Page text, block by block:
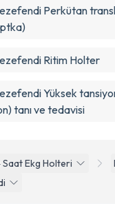
Saat Ekg Holteri
Perkütan
Ritim Holter
Yüksek
tanı ve tedavisi